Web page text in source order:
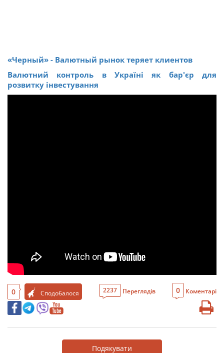
«Черный» - Валютный рынок теряет клиентов
Валютний контроль в Україні як бар'єр для
розвитку інвестування
0 Сподобалося 2237 Переглядів 0 Коментарі
Подякувати